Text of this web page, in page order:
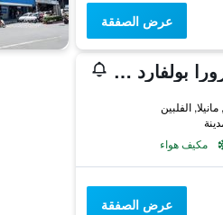
عرض الصفقة
هوتل سوغو أورورا بولفارد - كوباو
مكيف هواء
عرض الصفقة